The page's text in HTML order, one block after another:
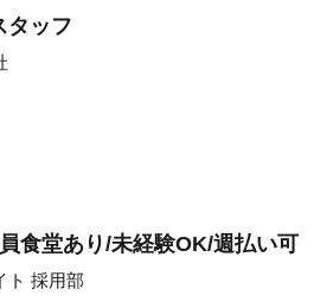
タッフ
食堂あり/未経験OK/週払い可
ト 採用部